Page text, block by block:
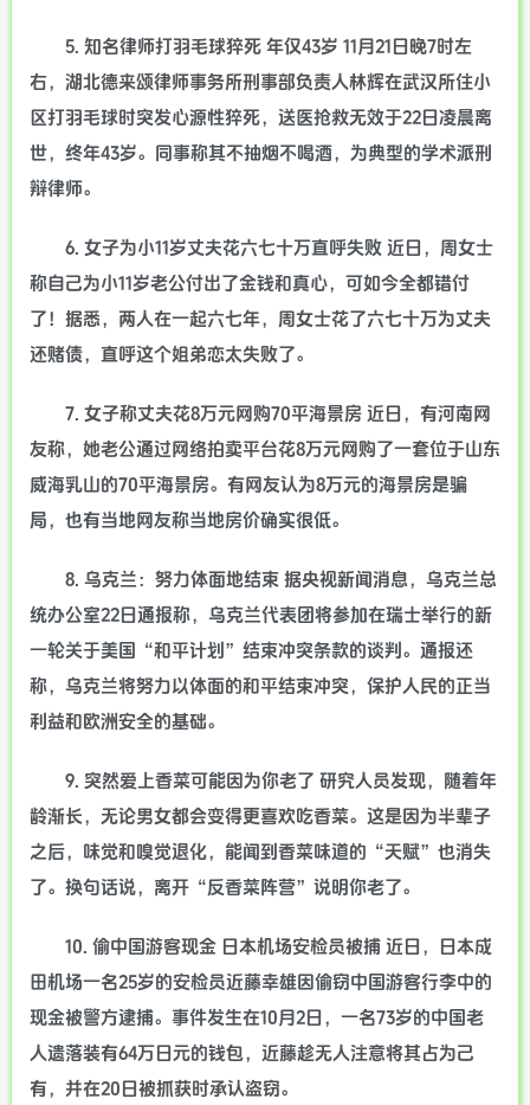
5. 知名律师打羽毛球猝死 年仅43岁 11月21日晚7时左
右，湖北德来颂律师事务所刑事部负责人林辉在武汉所住小
区打羽毛球时突发心源性猝死，送医抢救无效于22日凌晨离
世，终年43岁。同事称其不抽烟不喝酒，为典型的学术派刑
辩律师。
6. 女子为小11岁丈夫花六七十万直呼失败 近日，周女士
称自己为小11岁老公付出了金钱和真心，可如今全都错付
了！据悉，两人在一起六七年，周女士花了六七十万为丈夫
还赌债，直呼这个姐弟恋太失败了。
7. 女子称丈夫花8万元网购70平海景房 近日，有河南网
友称，她老公通过网络拍卖平台花8万元网购了一套位于山东
威海乳山的70平海景房。有网友认为8万元的海景房是骗
局，也有当地网友称当地房价确实很低。
8. 乌克兰：努力体面地结束 据央视新闻消息，乌克兰总
统办公室22日通报称，乌克兰代表团将参加在瑞士举行的新
一轮关于美国“和平计划”结束冲突条款的谈判。通报还
称，乌克兰将努力以体面的和平结束冲突，保护人民的正当
利益和欧洲安全的基础。
9. 突然爱上香菜可能因为你老了 研究人员发现，随着年
龄渐长，无论男女都会变得更喜欢吃香菜。这是因为半辈子
之后，味觉和嗅觉退化，能闻到香菜味道的“天赋”也消失
了。换句话说，离开“反香菜阵营”说明你老了。
10. 偷中国游客现金 日本机场安检员被捕 近日，日本成
田机场一名25岁的安检员近藤幸雄因偷窃中国游客行李中的
现金被警方逮捕。事件发生在10月2日，一名73岁的中国老
人遗落装有64万日元的钱包，近藤趁无人注意将其占为己
有，并在20日被抓获时承认盗窃。